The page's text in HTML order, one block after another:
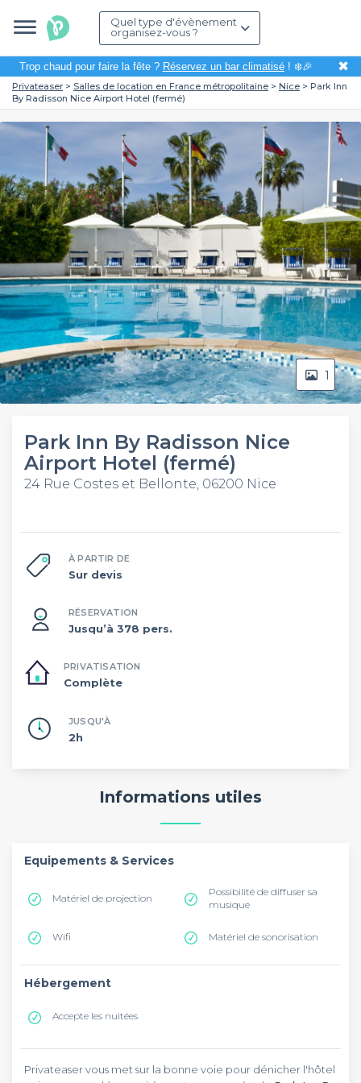
Quel type d'évènement
organisez-vous ?
Trop chaud pour faire la fête ? Réservez un bar climatisé! ❄️🎉 ✖
Privateaser Salles de location en France métropolitaine Nice
Park Inn
By Radisson Nice Airport Hotel (fermé)
1
Park Inn By Radisson Nice
Airport Hotel (fermé)
24 Rue Costes et Bellonte, 06200 Nice
À PARTIR DE
Sur devis
RÉSERVATION
Jusqu’à 378 pers.
PRIVATISATION
Complète
JUSQU'À
2h
Informations utiles
Equipements & Services
Matériel de projection
Possibilité de diffuser sa
musique
Wifi Matériel de sonorisation
Hébergement
Accepte les nuitées
Privateaser vous met sur la bonne voie pour dénicher l'hôtel